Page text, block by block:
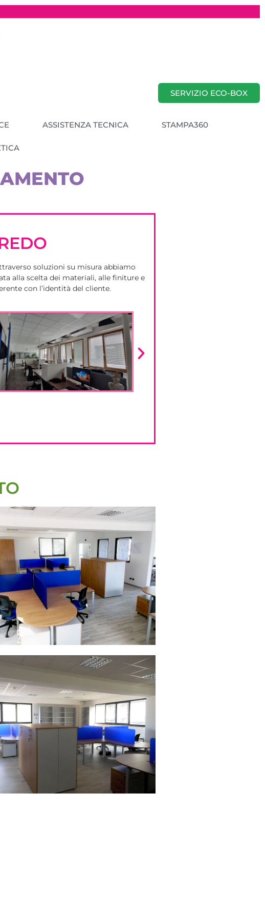
SERVIZIO ECO-BOX
ASSISTENZA TECNICA STAMPA360
soluzioni su misura abbiamo
alla scelta dei materiali, alle finiture e
con l’identità del cliente.